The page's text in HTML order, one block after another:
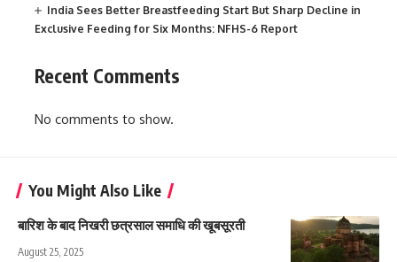
India Sees Better Breastfeeding Start But Sharp Decline in
Exclusive Feeding for Six Months: NFHS-6 Report
Recent Comments
No comments to show.
You Might Also Like
बारिश के बाद निखरी छत्रसाल समाधि की खूबसूरती
August 25, 2025